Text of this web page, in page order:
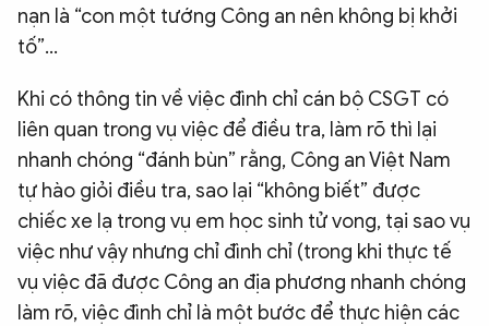
nạn là “con một tướng Công an nên không bị khởi
tố”…
Khi có thông tin về việc đình chỉ cán bộ CSGT có
liên quan trong vụ việc để điều tra, làm rõ thì lại
nhanh chóng “đánh bùn” rằng, Công an Việt Nam
tự hào giỏi điều tra, sao lại “không biết” được
chiếc xe lạ trong vụ em học sinh tử vong, tại sao vụ
việc như vậy nhưng chỉ đình chỉ (trong khi thực tế
vụ việc đã được Công an địa phương nhanh chóng
làm rõ, việc đình chỉ là một bước để thực hiện các